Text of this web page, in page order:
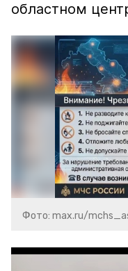
областном
Фото: max.ru/